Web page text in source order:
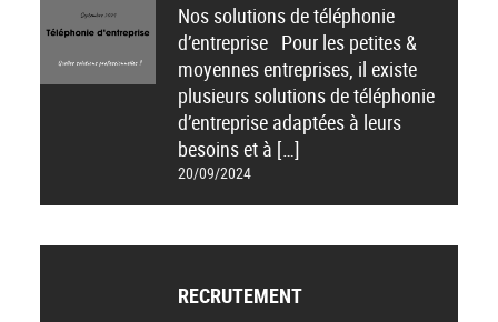
Nos solutions de téléphonie
d’entreprise Pour les petites &
moyennes entreprises, il existe
plusieurs solutions de téléphonie
d’entreprise adaptées à leurs
besoins et à […]
20/09/2024
RECRUTEMENT